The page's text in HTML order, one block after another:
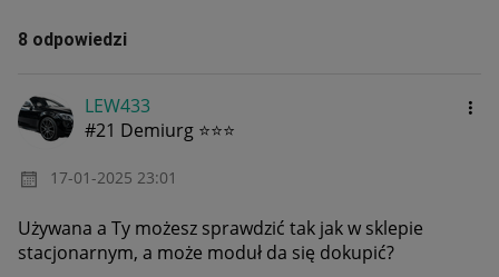
8 odpowiedzi
LEW433
#21 Demiurg ⭐⭐⭐
‎17-01-2025 23:01
Używana a Ty możesz sprawdzić tak jak w sklepie
stacjonarnym, a może moduł da się dokupić?